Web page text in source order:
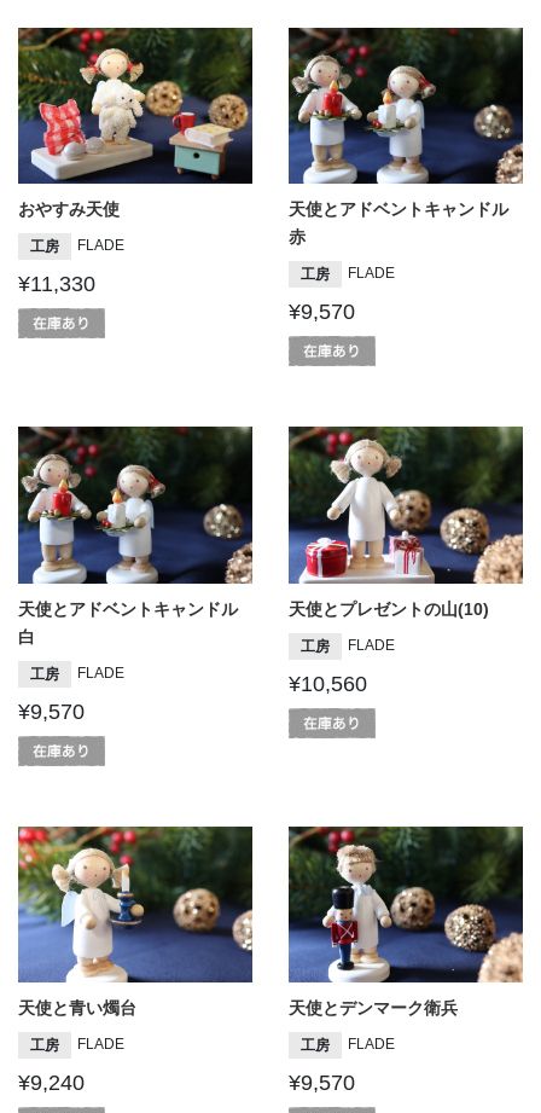
おやすみ天使
工房 FLADE
¥11,330
天使とアドベントキャンドル
赤
工房 FLADE
¥9,570
天使とアドベントキャンドル
白
工房 FLADE
¥9,570
天使とプレゼントの山(10)
工房 FLADE
¥10,560
天使と青い燭台
工房 FLADE
¥9,240
天使とデンマーク衛兵
工房 FLADE
¥9,570